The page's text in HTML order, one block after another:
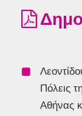
Πόλεις
Αθήνας